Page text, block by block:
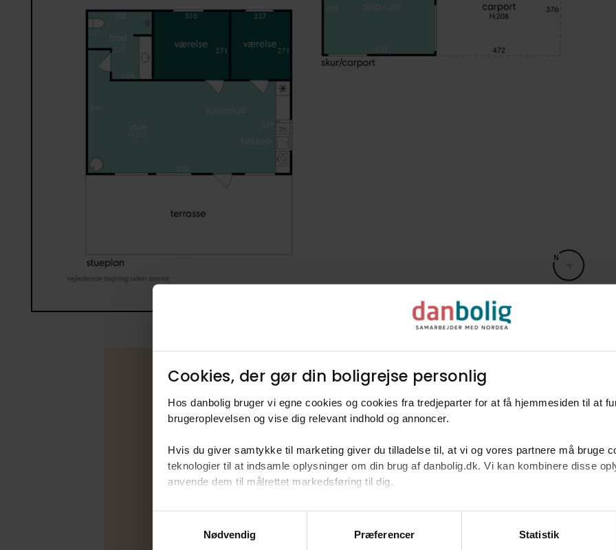
Cookies, der gør din boligrejse personlig​
Hos danbolig bruger vi egne cookies og cookies fra tredjeparter for at få hjemmesiden til at
brugeroplevelsen og vise dig relevant indhold og annoncer.​
Hvis du giver samtykke til marketing giver du tilladelse til, at vi og vores partnere må bruge
teknologier til at indsamle oplysninger om din brug af danbolig.dk. Vi kan kombinere disse
anvende dem til målrettet markedsføring til dig.​
Ved at klikke på ”OK” giver du samtykke til alle formål. Du kan til enhver tid læse mere om
tilbagekalde dit samtykke ved at følge linket til vores
. Oplysninger om
Nødvendig Præferencer Statistik
Boligfakta
Udbudsform
Varmekilde